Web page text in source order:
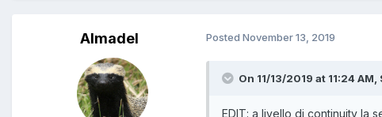
Almadel Posted November 13, 2019
On 11/13/2019 at 11:24
EDIT: a livello di continuity la